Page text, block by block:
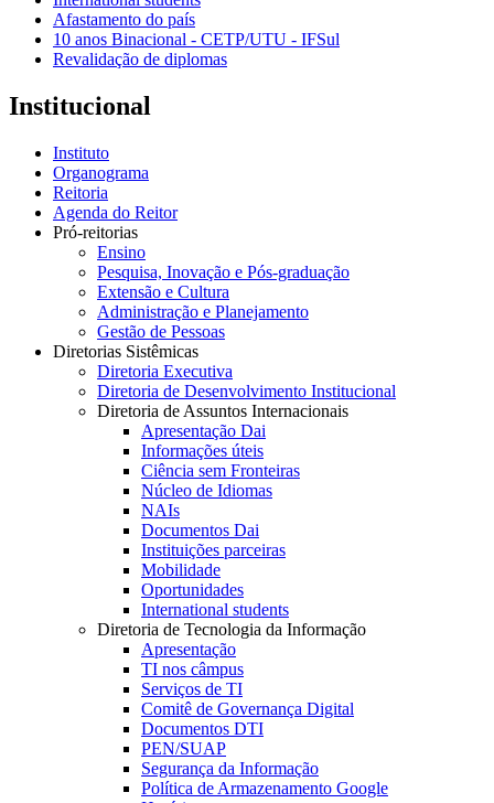
Afastamento do país
10 anos Binacional - CETP/UTU - IFSul
Revalidação de diplomas
Institucional
Instituto
Organograma
Reitoria
Agenda do Reitor
Pró-reitorias
Ensino
Pesquisa, Inovação e Pós-graduação
Extensão e Cultura
Administração e Planejamento
Gestão de Pessoas
Diretorias Sistêmicas
Diretoria Executiva
Diretoria de Desenvolvimento Institucional
Diretoria de Assuntos Internacionais
Apresentação Dai
Informações úteis
Ciência sem Fronteiras
Núcleo de Idiomas
NAIs
Documentos Dai
Instituições parceiras
Mobilidade
Oportunidades
International students
Diretoria de Tecnologia da Informação
Apresentação
TI nos câmpus
Serviços de TI
Comitê de Governança Digital
Documentos DTI
PEN/SUAP
Segurança da Informação
Política de Armazenamento Google